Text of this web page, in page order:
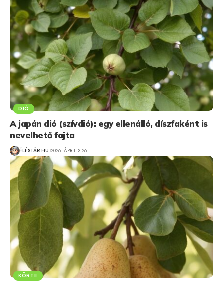
DIÓ
A japán dió (szívdió): egy ellenálló, díszfaként is
nevelhető fajta
ÉLÉSTÁR.HU 2026. ÁPRILIS 26.
KÖRTE